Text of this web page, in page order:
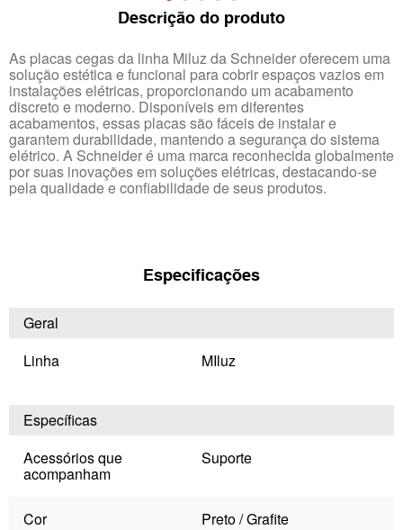
Descrição do produto
As placas cegas da linha Miluz da Schneider oferecem uma
solução estética e funcional para cobrir espaços vazios em
instalações elétricas, proporcionando um acabamento
discreto e moderno. Disponíveis em diferentes
acabamentos, essas placas são fáceis de instalar e
garantem durabilidade, mantendo a segurança do sistema
elétrico. A Schneider é uma marca reconhecida globalmente
por suas inovações em soluções elétricas, destacando-se
pela qualidade e confiabilidade de seus produtos.
Especificações
Geral
Linha
MIluz
Específicas
Acessórios que
acompanham
Suporte
Cor Preto / Grafite